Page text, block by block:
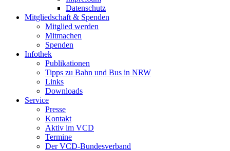
Datenschutz
Mitgliedschaft & Spenden
Mitglied werden
Mitmachen
Spenden
Infothek
Publikationen
Tipps zu Bahn und Bus in NRW
Links
Downloads
Service
Presse
Kontakt
Aktiv im VCD
Termine
Der VCD-Bundesverband